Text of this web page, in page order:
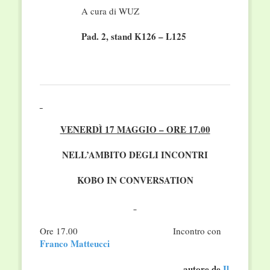
A cura di WUZ
Pad. 2, stand K126 – L125
VENERDÌ 17 MAGGIO – ORE 17.00
NELL’AMBITO DEGLI INCONTRI
KOBO IN CONVERSATION
Ore 17.00 Incontro con
Franco Matteucci